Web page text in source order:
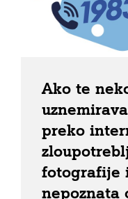
Ako te
preko
fotografije
nepoznata